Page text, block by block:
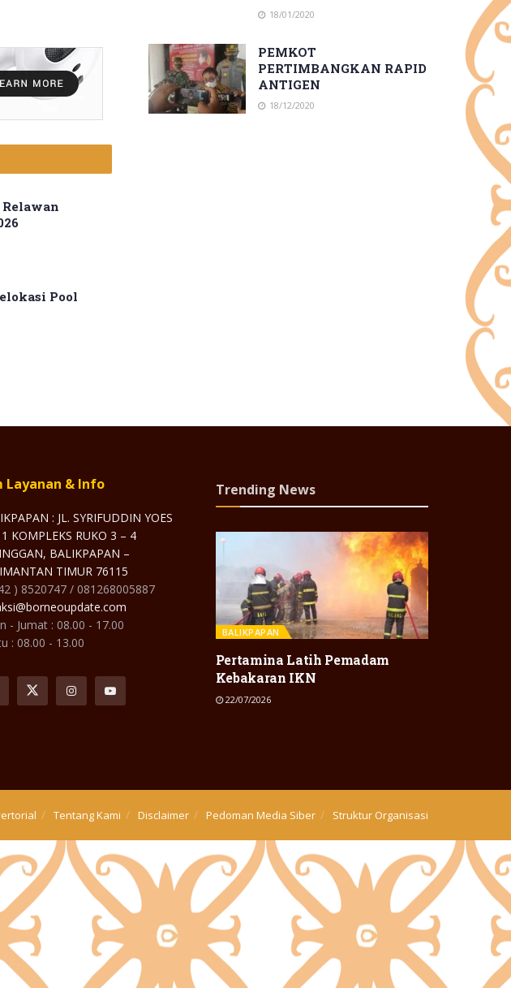
Pool
18/01/2020
PEMKOT
PERTIMBANGKAN RAPID
ANTIGEN
18/12/2020
Layanan & Info
: JL. SYRIFUDDIN YOES
KOMPLEKS RUKO 3 – 4
BALIKPAPAN –
TIMUR 76115
) 8520747 / 081268005887
- Jumat : 08.00 - 17.00
: 08.00 - 13.00
Trending News
BALIKPAPAN
Pertamina Latih Pemadam
Kebakaran IKN
22/07/2026
Tentang Kami Disclaimer Pedoman Media Siber Struktur Organisasi